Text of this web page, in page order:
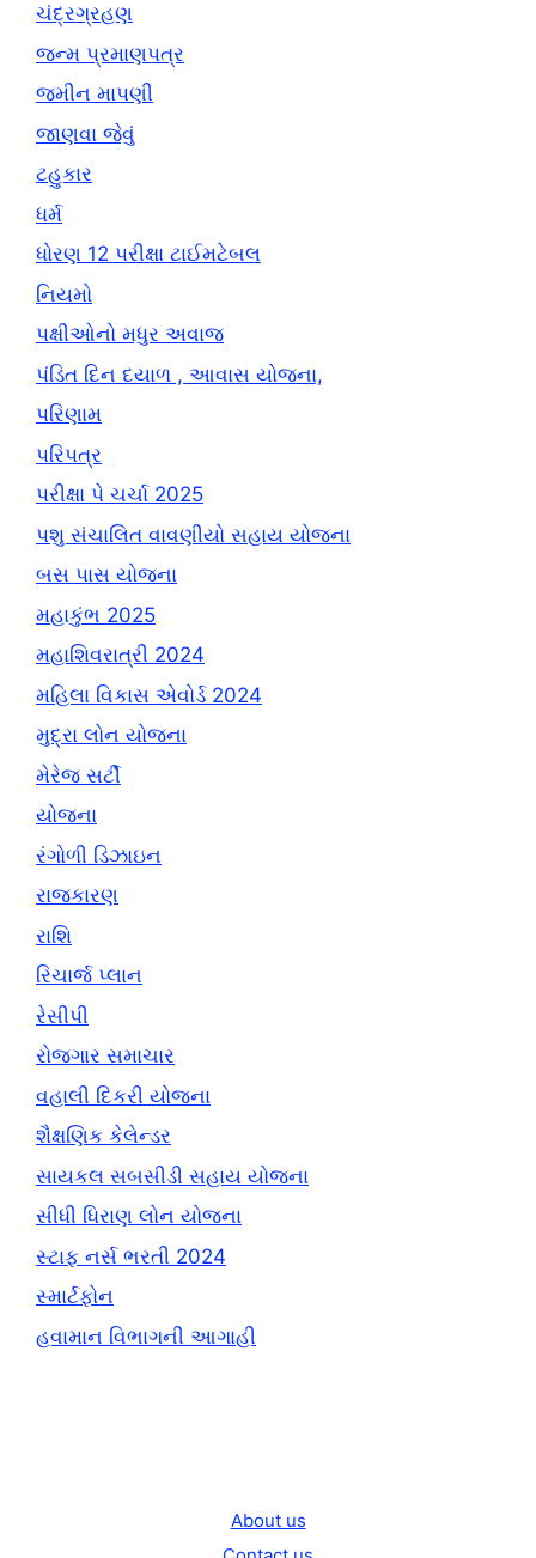
ચંદ્રગ્રહણ
જન્મ પ્રમાણપત્ર
જમીન માપણી
જાણવા જેવું
ટહુકાર
ધર્મ
ધોરણ 12 પરીક્ષા ટાઈમટેબલ
નિયમો
પક્ષીઓનો મધુર અવાજ
પંડિત દિન દયાળ , આવાસ યોજના,
પરિણામ
પરિપત્ર
પરીક્ષા પે ચર્ચા 2025
પશુ સંચાલિત વાવણીયો સહાય યોજના
બસ પાસ યોજના
મહાકુંભ 2025
મહાશિવરાત્રી 2024
મહિલા વિકાસ એવોર્ડ 2024
મુદ્રા લોન યોજના
મેરેજ સર્ટી
યોજના
રંગોળી ડિઝાઇન
રાજકારણ
રાશિ
રિચાર્જ પ્લાન
રેસીપી
રોજગાર સમાચાર
વહાલી દિકરી યોજના
શૈક્ષણિક કેલેન્ડર
સાયકલ સબસીડી સહાય યોજના
સીધી ધિરાણ લોન યોજના
સ્ટાફ નર્સ ભરતી 2024
સ્માર્ટફોન
હવામાન વિભાગની આગાહી
About us